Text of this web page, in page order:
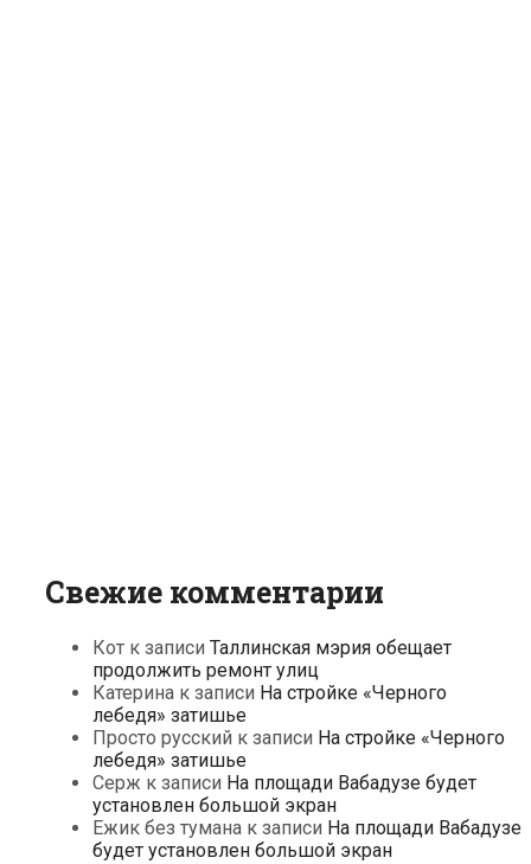
Свежие комментарии
Кот к записи Таллинская мэрия обещает
продолжить ремонт улиц
Катерина к записи На стройке «Черного
лебедя» затишье
Просто русский к записи На стройке «Черного
лебедя» затишье
Серж к записи На площади Вабадузе будет
установлен большой экран
Ежик без тумана к записи На площади Вабадузе
будет установлен большой экран